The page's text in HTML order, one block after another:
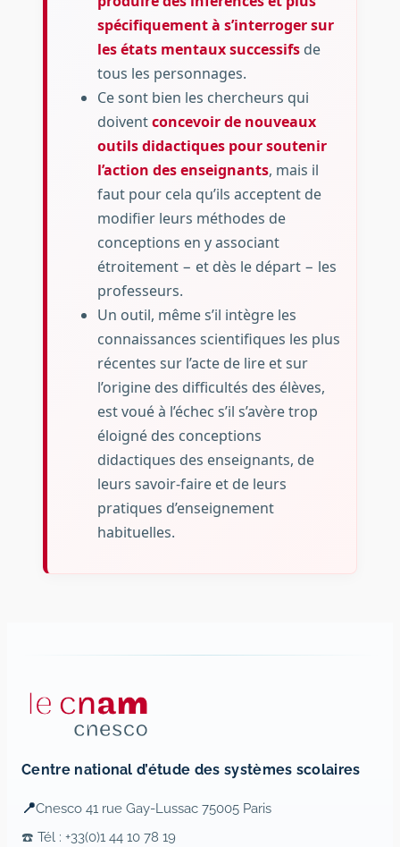
spécifiquement à s’interroger sur
les états mentaux successifsde
tous les personnages.
Ce sont bien les chercheurs qui
doiventconcevoir de nouveaux
outils didactiques pour soutenir
l’action des enseignants, mais il
faut pour cela qu’ils acceptent de
modifier leurs méthodes de
conceptions en y associant
étroitement − et dès le départ − les
professeurs.
Un outil, même s’il intègre les
connaissances scientifiques les plus
récentes sur l’acte de lire et sur
l’origine des difficultés des élèves,
est voué à l’échec s’il s’avère trop
éloigné des conceptions
didactiques des enseignants, de
leurs savoir-faire et de leurs
pratiques d’enseignement
habituelles.
Centre national d’étude des systèmes scolaires
📍Cnesco 41 rue Gay-Lussac 75005 Paris
☎️ Tél : +33(0)1 44 10 78 19